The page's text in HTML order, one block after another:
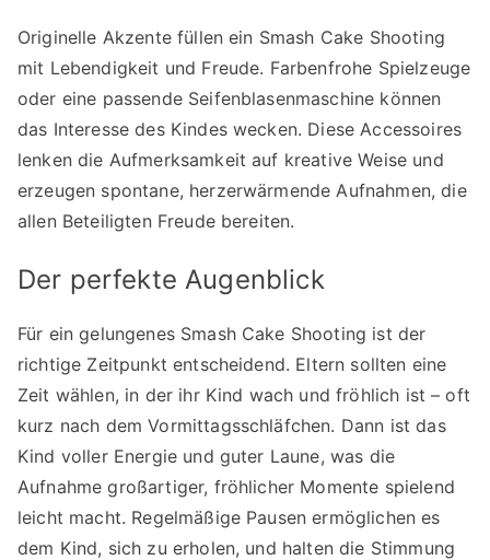
Originelle Akzente füllen ein Smash Cake Shooting
mit Lebendigkeit und Freude. Farbenfrohe Spielzeuge
oder eine passende Seifenblasenmaschine können
das Interesse des Kindes wecken. Diese Accessoires
lenken die Aufmerksamkeit auf kreative Weise und
erzeugen spontane, herzerwärmende Aufnahmen, die
allen Beteiligten Freude bereiten.
Der perfekte Augenblick
Für ein gelungenes Smash Cake Shooting ist der
richtige Zeitpunkt entscheidend. Eltern sollten eine
Zeit wählen, in der ihr Kind wach und fröhlich ist – oft
kurz nach dem Vormittagsschläfchen. Dann ist das
Kind voller Energie und guter Laune, was die
Aufnahme großartiger, fröhlicher Momente spielend
leicht macht. Regelmäßige Pausen ermöglichen es
dem Kind, sich zu erholen, und halten die Stimmung